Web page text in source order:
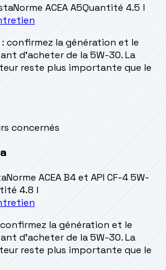
Norme ACEA A5Quantité 4.5 l
confirmez la génération et le
d’acheter de la 5W-30. La
reste plus importante que le
concernés
Norme ACEA B4 et API CF-4 5W-
4.8 l
la génération et le
d’acheter de la 5W-30. La
reste plus importante que le